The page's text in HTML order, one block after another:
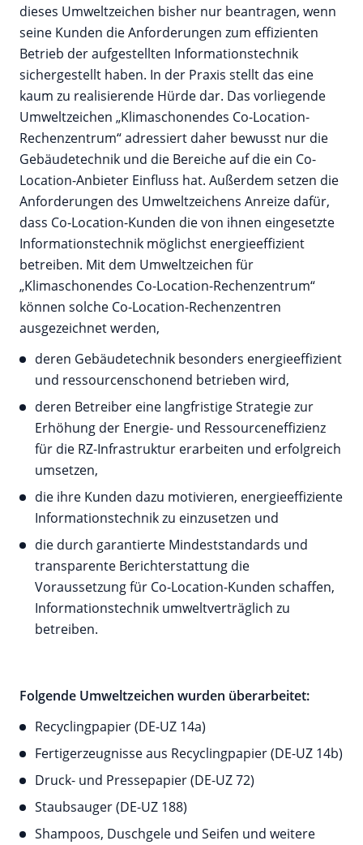
dieses Umweltzeichen bisher nur beantragen, wenn
seine Kunden die Anforderungen zum effizienten
Betrieb der aufgestellten Informationstechnik
sichergestellt haben. In der Praxis stellt das eine
kaum zu realisierende Hürde dar. Das vorliegende
Umweltzeichen „Klimaschonendes Co-Location-
Rechenzentrum“ adressiert daher bewusst nur die
Gebäudetechnik und die Bereiche auf die ein Co-
Location-Anbieter Einfluss hat. Außerdem setzen die
Anforderungen des Umweltzeichens Anreize dafür,
dass Co-Location-Kunden die von ihnen eingesetzte
Informationstechnik möglichst energieeffizient
betreiben. Mit dem Umweltzeichen für
„Klimaschonendes Co-Location-Rechenzentrum“
können solche Co-Location-Rechenzentren
ausgezeichnet werden,
deren Gebäudetechnik besonders energieeffizient
und ressourcenschonend betrieben wird,
deren Betreiber eine langfristige Strategie zur
Erhöhung der Energie- und Ressourceneffizienz
für die RZ-Infrastruktur erarbeiten und erfolgreich
umsetzen,
die ihre Kunden dazu motivieren, energieeffiziente
Informationstechnik zu einzusetzen und
die durch garantierte Mindeststandards und
transparente Berichterstattung die
Voraussetzung für Co-Location-Kunden schaffen,
Informationstechnik umweltverträglich zu
betreiben.
Folgende Umweltzeichen wurden überarbeitet:
Recyclingpapier (DE-UZ 14a)
Fertigerzeugnisse aus Recyclingpapier (DE-UZ 14b)
Druck- und Pressepapier (DE-UZ 72)
Staubsauger (DE-UZ 188)
Shampoos, Duschgele und Seifen und weitere